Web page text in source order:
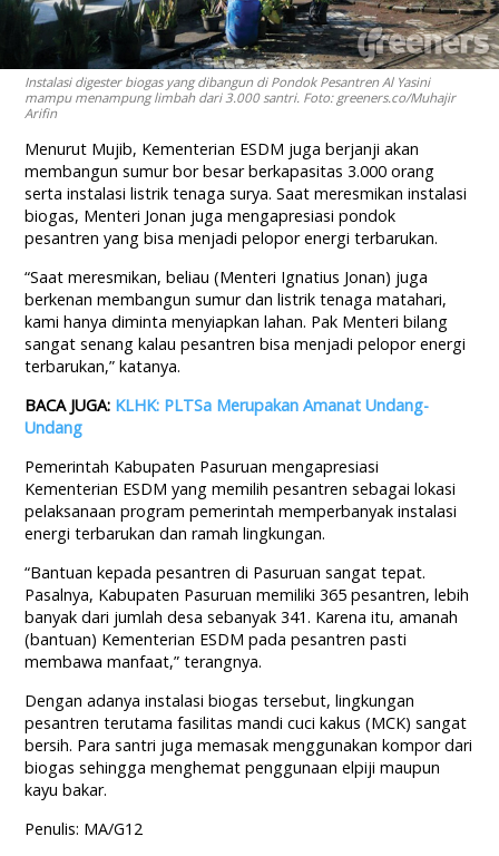
Instalasi digester biogas yang dibangun di Pondok Pesantren Al Yasini
mampu menampung limbah dari 3.000 santri. Foto: greeners.co/Muhajir
Arifin
Menurut Mujib, Kementerian ESDM juga berjanji akan
membangun sumur bor besar berkapasitas 3.000 orang
serta instalasi listrik tenaga surya. Saat meresmikan instalasi
biogas, Menteri Jonan juga mengapresiasi pondok
pesantren yang bisa menjadi pelopor energi terbarukan.
“Saat meresmikan, beliau (Menteri Ignatius Jonan) juga
berkenan membangun sumur dan listrik tenaga matahari,
kami hanya diminta menyiapkan lahan. Pak Menteri bilang
sangat senang kalau pesantren bisa menjadi pelopor energi
terbarukan,” katanya.
BACA JUGA: KLHK: PLTSa Merupakan Amanat Undang-
Undang
Pemerintah Kabupaten Pasuruan mengapresiasi
Kementerian ESDM yang memilih pesantren sebagai lokasi
pelaksanaan program pemerintah memperbanyak instalasi
energi terbarukan dan ramah lingkungan.
“Bantuan kepada pesantren di Pasuruan sangat tepat.
Pasalnya, Kabupaten Pasuruan memiliki 365 pesantren, lebih
banyak dari jumlah desa sebanyak 341. Karena itu, amanah
(bantuan) Kementerian ESDM pada pesantren pasti
membawa manfaat,” terangnya.
Dengan adanya instalasi biogas tersebut, lingkungan
pesantren terutama fasilitas mandi cuci kakus (MCK) sangat
bersih. Para santri juga memasak menggunakan kompor dari
biogas sehingga menghemat penggunaan elpiji maupun
kayu bakar.
Penulis: MA/G12